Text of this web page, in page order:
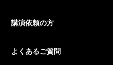
講演依頼の方
よくあるご質問